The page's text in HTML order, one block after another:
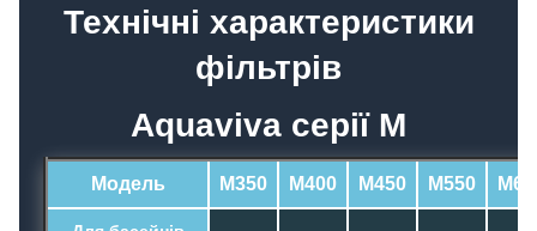
Технічні характеристики
фільтрів
Aquaviva серії M
Модель M350 M400 M450 M550